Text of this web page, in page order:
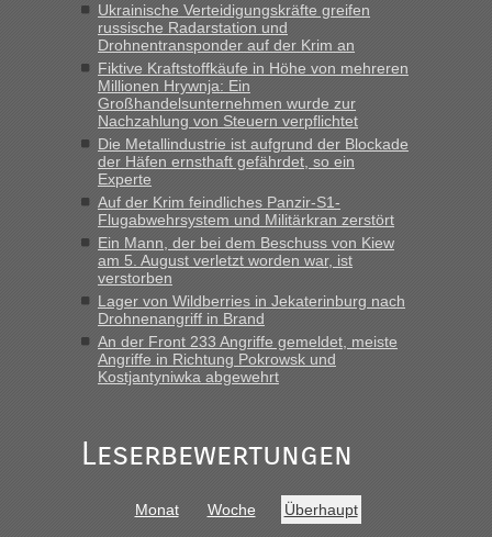
Recht, Visa und Dokumente • Deklaration
gebrauchter Kleidung beim Zoll
„Hallo Leute, ich weiß nicht, ob ich hier richtig bin mit meiner
Anfrage. Ich möchte 4 Umzugskartons mit gebrauchter
Straßen Kleidung bei der Einreise in die Ukraine
mitnehmen. Es ist gebrauchte Kleidung...“
Berichte und Reisetipps • Re: An welchem
Grenzübergang zwischen Polen und der Ukraine geht es am
schnellsten?
„Wir sind mit unserem Wohnmobil, wie geplant am Montag
15.6. in Krakovets rüber. Sehr zeitig los gegen 5 Uhr in der
Früh. Mit sehr sehr wenig Verkehr, super bis zur Grenze. Nur
8 PKW vor der Schranke....“
Berichte und Reisetipps • Re: An welchem
Grenzübergang zwischen Polen und der Ukraine geht es am
„Gestern 6 Stunden warten vor der Grenze Richtung Polen
in Krakowez mit dem Kleinbus. Abfertigung ging dann
Berichte und Reisetipps • Re: An welchem
Ukrainische Verteidigungskräfte greifen
russische Radarstation und
Drohnentransponder auf der Krim an
Fiktive Kraftstoffkäufe in Höhe von mehreren
Millionen Hrywnja: Ein
Großhandelsunternehmen wurde zur
Nachzahlung von Steuern verpflichtet
Die Metallindustrie ist aufgrund der Blockade
der Häfen ernsthaft gefährdet, so ein
Experte
Auf der Krim feindliches Panzir-S1-
Flugabwehrsystem und Militärkran zerstört
Ein Mann, der bei dem Beschuss von Kiew
am 5. August verletzt worden war, ist
verstorben
Lager von Wildberries in Jekaterinburg nach
Drohnenangriff in Brand
An der Front 233 Angriffe gemeldet, meiste
Angriffe in Richtung Pokrowsk und
Kostjantyniwka abgewehrt
Leserbewertungen
Monat Woche Überhaupt